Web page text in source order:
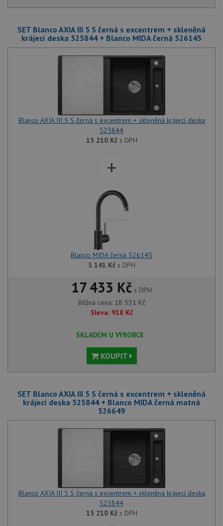
SET Blanco AXIA III 5 S černá s excentrem + skleněná
krájecí deska 525844 + Blanco MIDA černá 526145
Blanco AXIA III 5 S černá s excentrem + skleněná krájecí deska
525844
15 210 Kčs DPH
+
Blanco MIDA černá 526145
3 141 Kčs DPH
17 433 Kč s DPH
Běžná cena: 18 351 Kč
Sleva: 918 Kč
SKLADEM U VÝROBCE
KOUPIT
SET Blanco AXIA III 5 S černá s excentrem + skleněná
krájecí deska 525844 + Blanco MIDA černá matná
526649
Blanco AXIA III 5 S černá s excentrem + skleněná krájecí deska
525844
15 210 Kčs DPH